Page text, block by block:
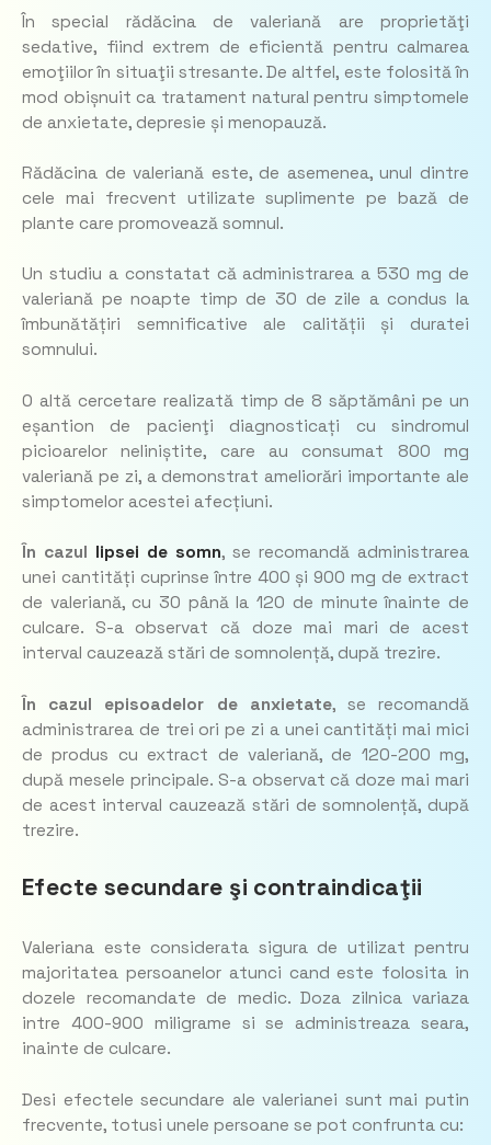
În special rădăcina de valeriană are proprietăţi
sedative, fiind extrem de eficientă pentru calmarea
emoţiilor în situaţii stresante. De altfel, este folosită în
mod obișnuit ca tratament natural pentru simptomele
de anxietate, depresie și menopauză.
Rădăcina de valeriană este, de asemenea, unul dintre
cele mai frecvent utilizate suplimente pe bază de
plante care promovează somnul.
Un studiu a constatat că administrarea a 530 mg de
valeriană pe noapte timp de 30 de zile a condus la
îmbunătățiri semnificative ale calității și duratei
somnului.
O altă cercetare realizată timp de 8 săptămâni pe un
eșantion de pacienţi diagnosticați cu sindromul
picioarelor neliniștite, care au consumat 800 mg
valeriană pe zi, a demonstrat ameliorări importante ale
simptomelor acestei afecțiuni.
În cazul lipsei de somn, se recomandă administrarea
unei cantități cuprinse între 400 și 900 mg de extract
de valeriană, cu 30 până la 120 de minute înainte de
culcare. S-a observat că doze mai mari de acest
interval cauzează stări de somnolență, după trezire.
În cazul episoadelor de anxietate, se recomandă
administrarea de trei ori pe zi a unei cantități mai mici
de produs cu extract de valeriană, de 120-200 mg,
după mesele principale. S-a observat că doze mai mari
de acest interval cauzează stări de somnolență, după
trezire.
Efecte secundare şi contraindicaţii
Valeriana este considerata sigura de utilizat pentru
majoritatea persoanelor atunci cand este folosita in
dozele recomandate de medic. Doza zilnica variaza
intre 400-900 miligrame si se administreaza seara,
inainte de culcare.
Desi efectele secundare ale valerianei sunt mai putin
frecvente, totusi unele persoane se pot confrunta cu: